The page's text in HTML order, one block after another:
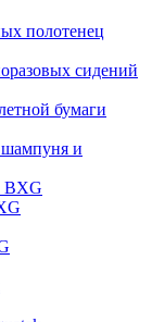
полотенец
сидений
бумаги
и
BXG